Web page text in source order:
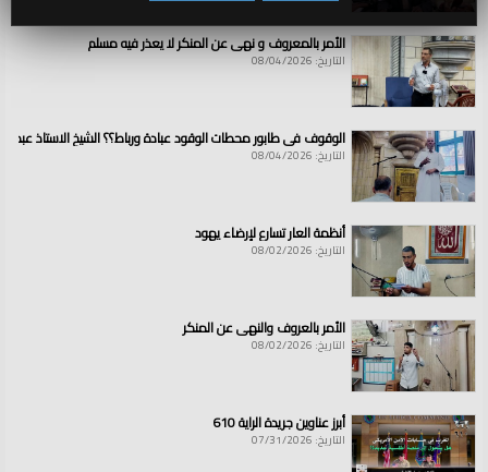
الأمر بالمعروف و نهي عن المنكر لا يعذر فيه مسلم
التاريخ: 08/04/2026
الوقوف في طابور محطات الوقود عبادة ورباط؟؟ الشيخ الاستاذ عبد
التاريخ: 08/04/2026
أنظمة العار تسارع لإرضاء يهود
التاريخ: 08/02/2026
الأمر بالعروف والنهي عن المنكر
التاريخ: 08/02/2026
أبرز عناوين جريدة الراية 610
التاريخ: 07/31/2026